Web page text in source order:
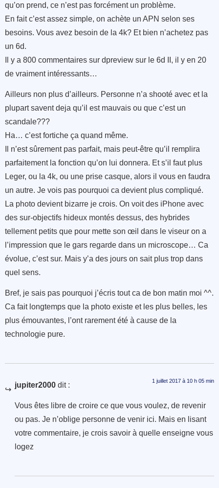
qu’on prend, ce n’est pas forcément un problème.
En fait c’est assez simple, on achète un APN selon ses
besoins. Vous avez besoin de la 4k? Et bien n’achetez pas
un 6d.
Il y a 800 commentaires sur dpreview sur le 6d II, il y en 20
de vraiment intéressants…
Ailleurs non plus d’ailleurs. Personne n’a shooté avec et la
plupart savent deja qu’il est mauvais ou que c’est un
scandale???
Ha… c’est fortiche ça quand même.
Il n’est sûrement pas parfait, mais peut-être qu’il remplira
parfaitement la fonction qu’on lui donnera. Et s’il faut plus
Leger, ou la 4k, ou une prise casque, alors il vous en faudra
un autre. Je vois pas pourquoi ca devient plus compliqué.
La photo devient bizarre je crois. On voit des iPhone avec
des sur-objectifs hideux montés dessus, des hybrides
tellement petits que pour mette son œil dans le viseur on a
l’impression que le gars regarde dans un microscope… Ca
évolue, c’est sur. Mais y’a des jours on sait plus trop dans
quel sens.
Bref, je sais pas pourquoi j’écris tout ca de bon matin moi ^^.
Ca fait longtemps que la photo existe et les plus belles, les
plus émouvantes, l’ont rarement été à cause de la
technologie pure.
jupiter2000 dit : 1 juillet 2017 à 10 h 05 min
Vous êtes libre de croire ce que vous voulez, de revenir
ou pas. Je n’oblige personne de venir ici. Mais en lisant
votre commentaire, je crois savoir à quelle enseigne vous
logez